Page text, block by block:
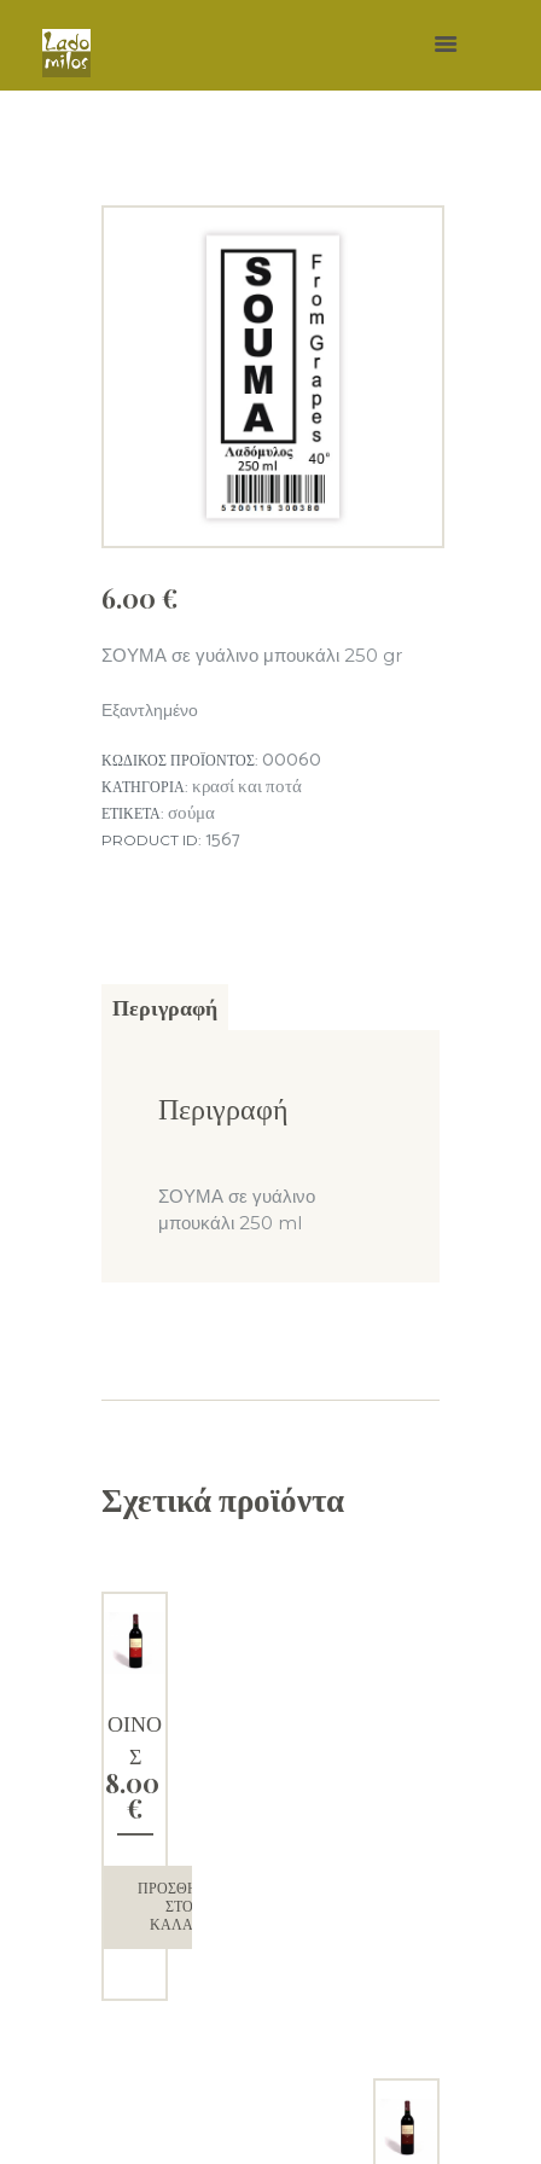
6.00 €
ΣΟΥΜΑ σε γυάλινο μπουκάλι 250 gr
Εξαντλημένο
ΚΩΔΙΚΌΣ ΠΡΟΪΌΝΤΟΣ: 00060
ΚΑΤΗΓΟΡΊΑ: κρασί και ποτά
ΕΤΙΚΈΤΑ: σούμα
PRODUCT ID: 1567
Περιγραφή
Περιγραφή
ΣΟΥΜΑ σε γυάλινο
μπουκάλι 250 ml
Σχετικά προϊόντα
ΟΙΝΟ
Σ
ΕΡΥΘ
ΡΟΣ
Σ
“LADO
MILOS
8.00
€
ΠΡΟΣΘΉΚΗ
ΣΤΟ
ΚΑΛΆΘΙ